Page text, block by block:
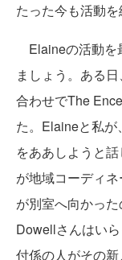
たった今も活動を
Elaineの活動を
ましょう。ある
合わせでThe
た。Elaineと私
をああしようと
が地域コーディ
が別室へ向かっ
Dowellさんはい
付係の人がその